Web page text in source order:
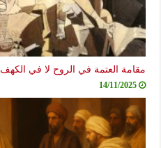
مقامة العتمة في الروح لا في الكهف
14/11/2025